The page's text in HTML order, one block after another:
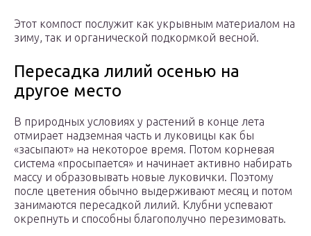
Этот компост послужит как укрывным материалом на
зиму, так и органической подкормкой весной.
Пересадка лилий осенью на
другое место
В природных условиях у растений в конце лета
отмирает надземная часть и луковицы как бы
«засыпают» на некоторое время. Потом корневая
система «просыпается» и начинает активно набирать
массу и образовывать новые луковички. Поэтому
после цветения обычно выдерживают месяц и потом
занимаются пересадкой лилий. Клубни успевают
окрепнуть и способны благополучно перезимовать.